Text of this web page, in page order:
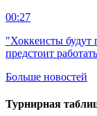
00:27
"Хоккеисты будут
предстоит
Больше новостей
Турнирная